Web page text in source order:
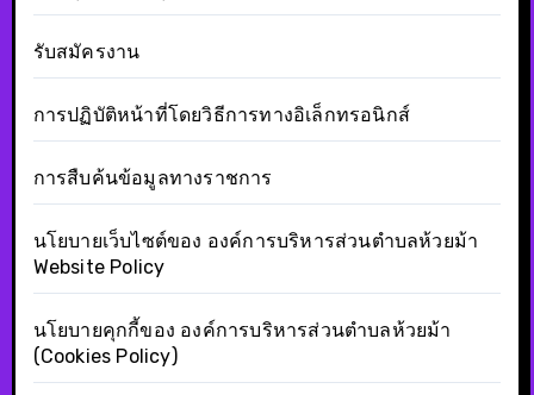
รับสมัครงาน
การปฏิบัติหน้าที่โดยวิธีการทางอิเล็กทรอนิกส์
การสืบค้นข้อมูลทางราชการ
นโยบายเว็บไซต์ของ องค์การบริหารส่วนตำบลห้วยม้า
Website Policy
นโยบายคุกกี้ของ องค์การบริหารส่วนตำบลห้วยม้า
(Cookies Policy)